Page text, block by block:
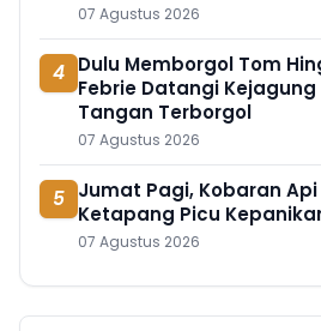
07 Agustus 2026
4 Dulu Memborgol Tom
Febrie Datangi
Tangan Terborgol
07 Agustus 2026
5 Jumat Pagi, Kobaran Api
Ketapang Picu
07 Agustus 2026